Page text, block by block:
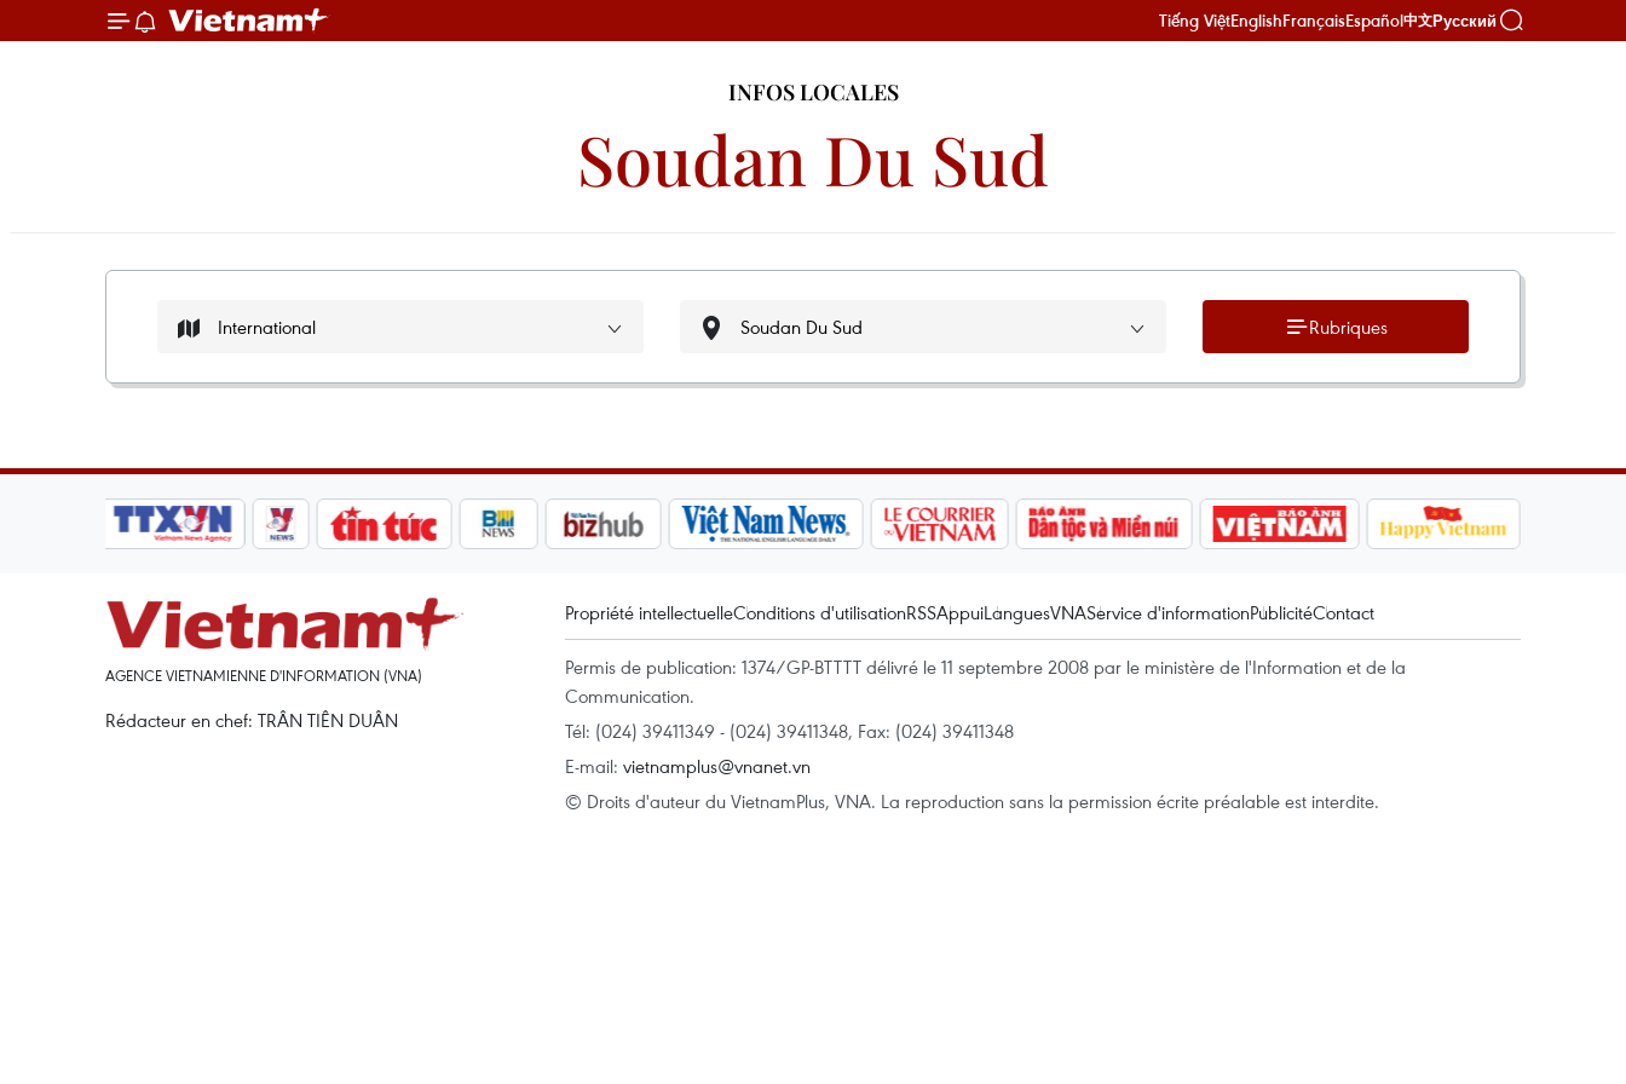
Tiếng ViệtEnglishFrançaisEspañol中文Русский
INFOS LOCALES
Soudan Du Sud
Rubriques
AGENCE VIETNAMIENNE D'INFORMATION (VNA)
Rédacteur en chef: TRÂN TIÊN DUÂN
Propriété intellectuelleConditions d'utilisationRSSAppuiLanguesVNAService d'informationPublicitéContact
Permis de publication: 1374/GP-BTTTT délivré le 11 septembre 2008 par le ministère de l'Information et de la
Communication.
Tél: (024) 39411349 - (024) 39411348, Fax: (024) 39411348
E-mail: vietnamplus@vnanet.vn
© Droits d'auteur du VietnamPlus, VNA. La reproduction sans la permission écrite préalable est interdite.